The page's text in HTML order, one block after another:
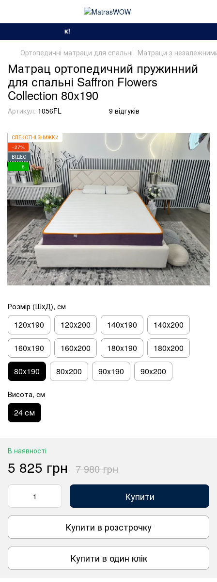
Ортопедичні матраци для спальні Матраци з
Матрац ортопедичний пружинний
для спальні Saffron Flowers
Collection 80x190
Артикул: 1056FL 9 відгуків
СПЕКОТНІ ЗНИЖКИ
−27%
ВІДЕО
6
Розмір (ШхД), см
120x190 120x200 140x190 140x200
160x190 160x200 180x190 180x200
80x190 80x200 90x190 90x200
Висота, см
24 см
В наявності
5 825 грн 7 980 грн
Купити
Купити в розстрочку
Купити в один клік